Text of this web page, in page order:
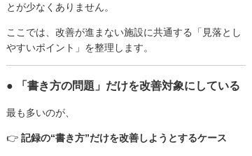
とが少なくありません。
ここでは、改善が進まない施設に共通する「見落とし
やすいポイント」を整理します。
● 「書き方の問題」だけを改善対象にしている
最も多いのが、
👉 記録の“書き方”だけを改善しようとするケース